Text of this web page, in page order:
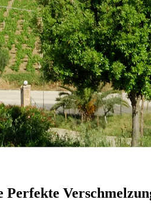
Etna-Weine
Innovation im Herzen von Italiens